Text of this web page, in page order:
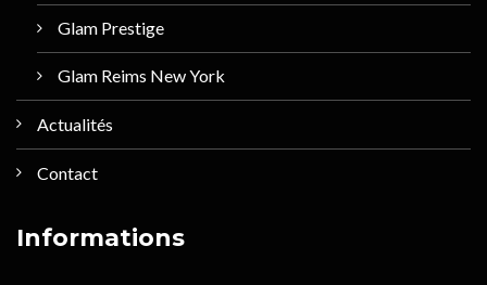
Glam Prestige
Glam Reims New York
Actualités
Contact
Informations